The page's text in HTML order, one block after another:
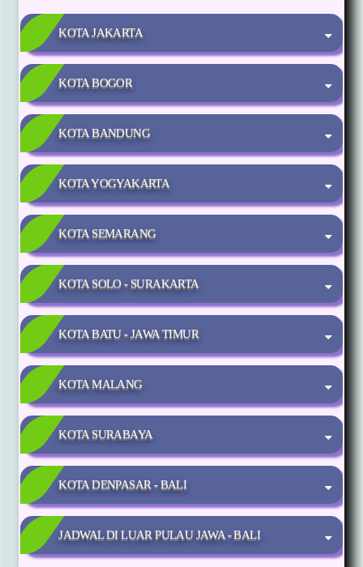
KOTA JAKARTA
KOTA BOGOR
KOTA BANDUNG
KOTA YOGYAKARTA
KOTA SEMARANG
KOTA SOLO - SURAKARTA
KOTA BATU - JAWA TIMUR
KOTA MALANG
KOTA SURABAYA
KOTA DENPASAR - BALI
JADWAL DI LUAR PULAU JAWA - BALI